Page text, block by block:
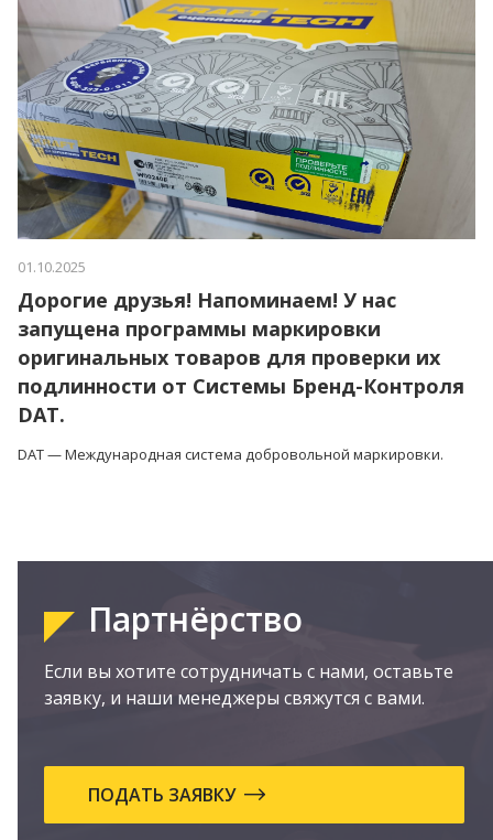
01.10.2025
Дорогие друзья! Напоминаем! У нас
запущена программы маркировки
оригинальных товаров для проверки их
подлинности от Системы Бренд-Контроля
DAT.
DAT — Международная система добровольной маркировки.
Партнёрство
Если вы хотите сотрудничать с нами, оставьте
заявку, и наши менеджеры свяжутся с вами.
ПОДАТЬ ЗАЯВКУ